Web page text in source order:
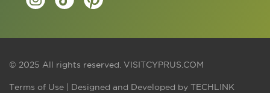
© 2025 All rights reserved. VISITCYPRUS.COM
Terms of Use | Designed and Developed by TECHLINK